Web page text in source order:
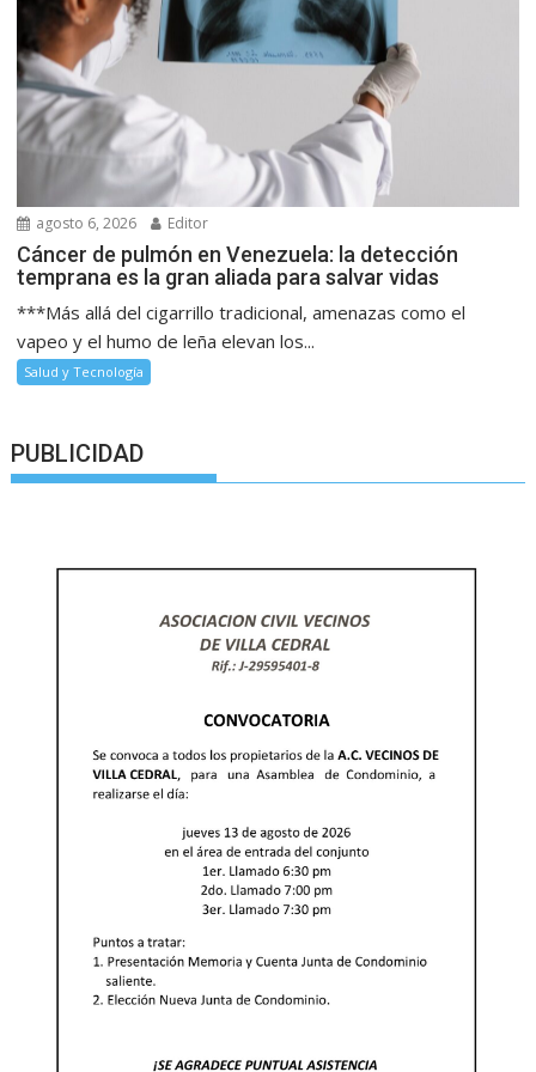
agosto 6, 2026 Editor
Cáncer de pulmón en Venezuela: la detección
temprana es la gran aliada para salvar vidas
***Más allá del cigarrillo tradicional, amenazas como el
vapeo y el humo de leña elevan los...
Salud y Tecnología
PUBLICIDAD